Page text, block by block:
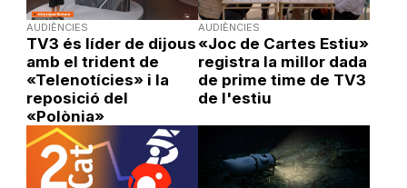
AUDIÈNCIES
TV3 és líder de dijous
amb el trident de
«Telenotícies» i la
reposició del
«Polònia»
AUDIÈNCIES
«Joc de Cartes Estiu»
registra la millor dada
de prime time de TV3
de l'estiu